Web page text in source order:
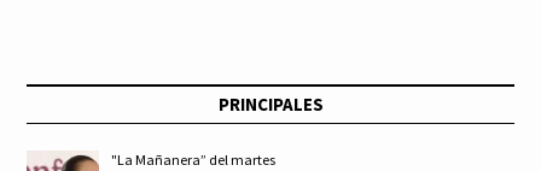
PRINCIPALES
"La Mañanera” del martes